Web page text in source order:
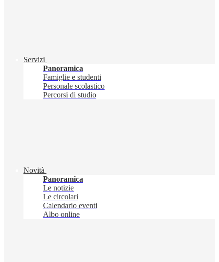
Servizi
Panoramica
Famiglie e studenti
Personale scolastico
Percorsi di studio
Novità
Panoramica
Le notizie
Le circolari
Calendario eventi
Albo online